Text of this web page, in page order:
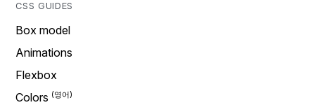
CSS GUIDES
Box model
Animations
Flexbox
Colors